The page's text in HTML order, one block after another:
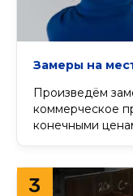
Замеры на
Произведём
коммерческое
конечными